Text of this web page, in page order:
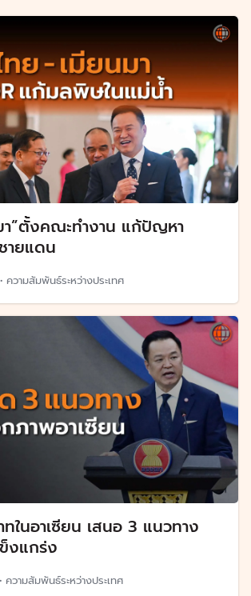
า”ตั้งคณะทำงาน แก้ปัญหา
ายแดน
• ความสัมพันธ์ระหว่างประเทศ
ในอาเซียน เสนอ 3 แนวทาง
งแกร่ง
• ความสัมพันธ์ระหว่างประเทศ